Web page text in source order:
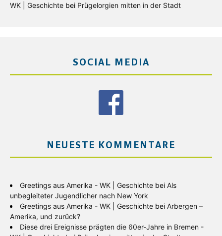
WK | Geschichte bei Prügelorgien mitten in der Stadt
SOCIAL MEDIA
NEUESTE KOMMENTARE
Greetings aus Amerika - WK | Geschichte bei Als
unbegleiteter Jugendlicher nach New York
Greetings aus Amerika - WK | Geschichte bei Arbergen –
Amerika, und zurück?
Diese drei Ereignisse prägten die 60er-Jahre in Bremen -